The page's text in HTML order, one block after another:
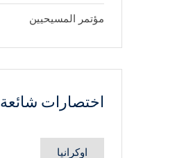
مؤتمر المسيحيين
اختصارات شائعة
اوكرانيا